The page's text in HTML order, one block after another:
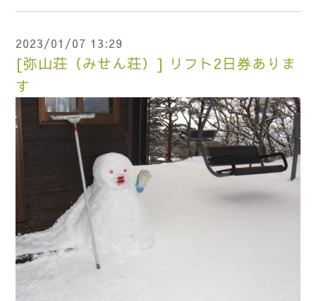
2023/01/07 13:29
[弥山荘（みせん荘）] リフト2日券ありま
す